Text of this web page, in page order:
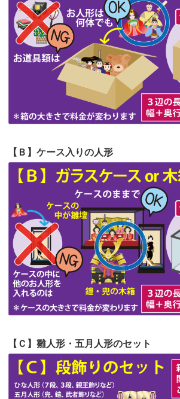
見つけまし...
第62回人形供養祭令和5年6月21
第61回人形供養祭 令和5年5月19
第60回人形供養祭令和5年3月28日
第59回人形供養祭 令和5年2月10
第58回人形供養祭令和5年12月21
第56回人形供養祭 令和4年10月19
第55回人形供養祭令和4年9月8日(
第54回人形供養祭令和4年8月1日(
第53回人形供養祭令和4年7月1日(
第52回人形供養祭令和4年5月17
第51回人形供養祭令和4年4月18
第50回人形供養祭令和4年3月15
第49回人形供養祭令和4年1月17日
第48回人形供養祭令和3年12月3
第47回人形供養祭 令和3年10月11
【Ｂ】ケース入りの人形
【Ｃ】雛人形・五月人形のセット